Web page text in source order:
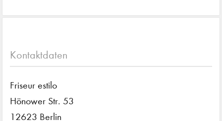
Kontaktdaten
Friseur estilo
Hönower Str. 53
12623 Berlin